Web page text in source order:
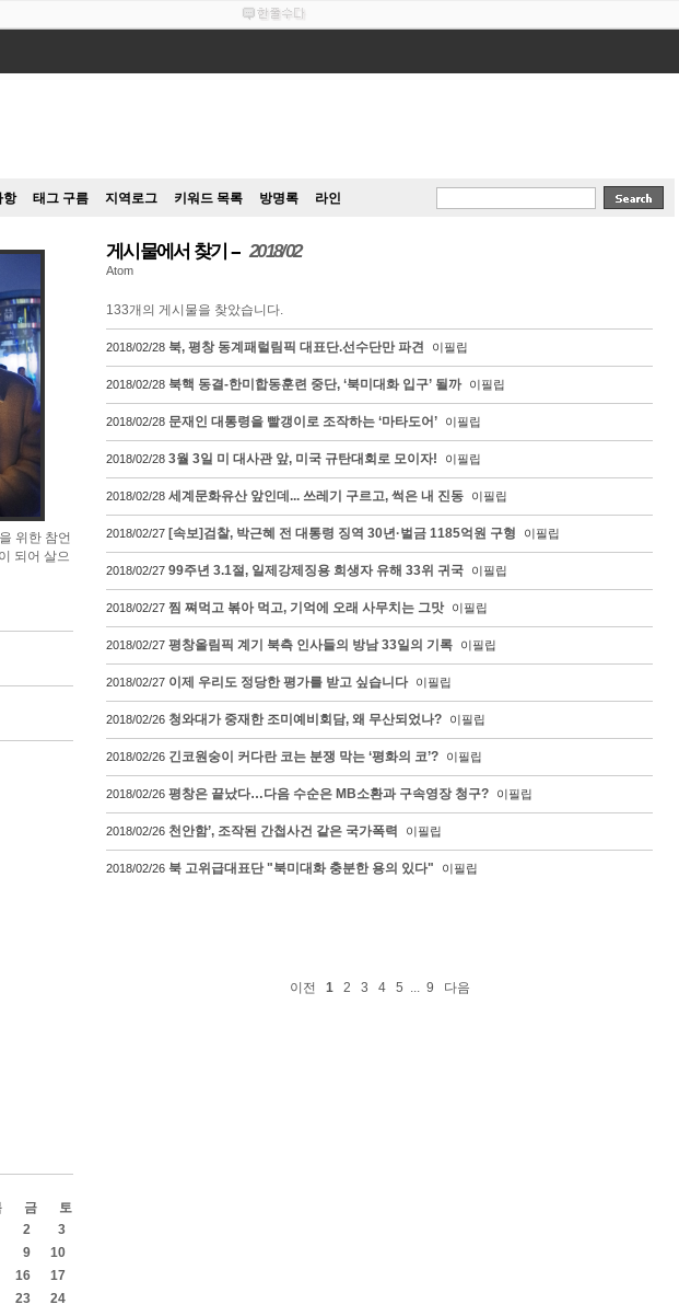
항 태그 구름 지역로그 키워드 목록 방명록 라인
게시물에서 찾기 2018/02
Atom
133개의 게시물을 찾았습니다.
2018/02/28 북, 평창 동계패럴림픽 대표단.선수단만 파견 이필립
2018/02/28 북핵 동결-한미합동훈련 중단, ‘북미대화 입구’ 될까 이필립
2018/02/28 문재인 대통령을 빨갱이로 조작하는 ‘마타도어’ 이필립
2018/02/28 3월 3일 미 대사관 앞, 미국 규탄대회로 모이자! 이필립
2018/02/28 세계문화유산 앞인데... 쓰레기 구르고, 썩은 내 진동 이필립
2018/02/27 [속보]검찰, 박근혜 전 대통령 징역 30년·벌금 1185억원 구형 이필립
2018/02/27 99주년 3.1절, 일제강제징용 희생자 유해 33위 귀국 이필립
2018/02/27 찜 쪄먹고 볶아 먹고, 기억에 오래 사무치는 그맛 이필립
2018/02/27 평창올림픽 계기 북측 인사들의 방남 33일의 기록 이필립
2018/02/27 이제 우리도 정당한 평가를 받고 싶습니다 이필립
2018/02/26 청와대가 중재한 조미예비회담, 왜 무산되었나? 이필립
2018/02/26 긴코원숭이 커다란 코는 분쟁 막는 ‘평화의 코’? 이필립
2018/02/26 평창은 끝났다…다음 수순은 MB소환과 구속영장 청구? 이필립
2018/02/26 천안함’, 조작된 간첩사건 같은 국가폭력 이필립
2018/02/26 북 고위급대표단 "북미대화 충분한 용의 있다" 이필립
이전 1 2 3 4 5 ... 9 다음
위한 참언
되어 살으
금
토
2
3
9
10
16
17
23
24